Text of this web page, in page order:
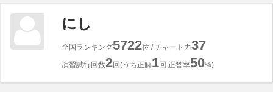
にし
全国ランキング5722位 / チャート力37
演習試行回数2回(うち正解1回 正答率50%)